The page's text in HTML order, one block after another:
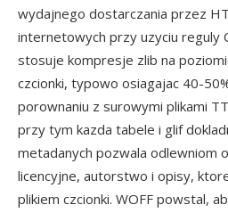
wydajnego dostarczania przez
internetowych przy uzyciu reguly
stosuje kompresje zlib na
czcionki, typowo osiagajac 40-
porownaniu z surowymi plikami
przy tym kazda tabele i glif
metadanych pozwala odlewniom
licencyjne, autorstwo i opisy,
plikiem czcionki. WOFF powstal,